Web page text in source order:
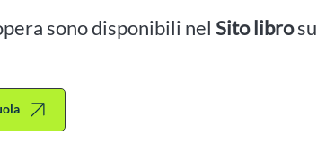
sono disponibili nelSito librosu